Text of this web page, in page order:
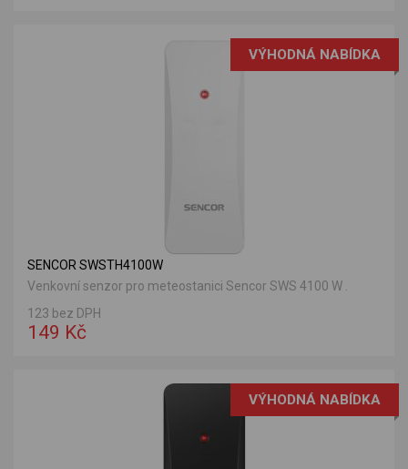
VÝHODNÁ NABÍDKA
SENCOR SWSTH4100W
Venkovní senzor pro meteostanici Sencor SWS 4100 W .
123 bez DPH
149 Kč
VÝHODNÁ NABÍDKA